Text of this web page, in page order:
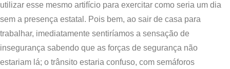
utilizar esse mesmo artifício para exercitar como seria um dia
sem a presença estatal. Pois bem, ao sair de casa para
trabalhar, imediatamente sentiríamos a sensação de
insegurança sabendo que as forças de segurança não
estariam lá; o trânsito estaria confuso, com semáforos